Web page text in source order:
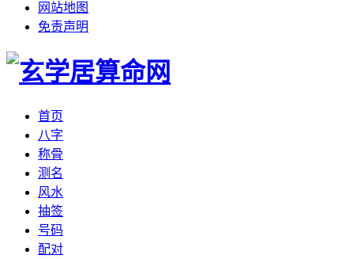
网站地图
免责声明
首页
八字
称骨
测名
风水
抽签
号码
配对